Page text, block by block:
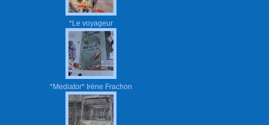
*Le voyageur
*Mediator* Irène Frachon